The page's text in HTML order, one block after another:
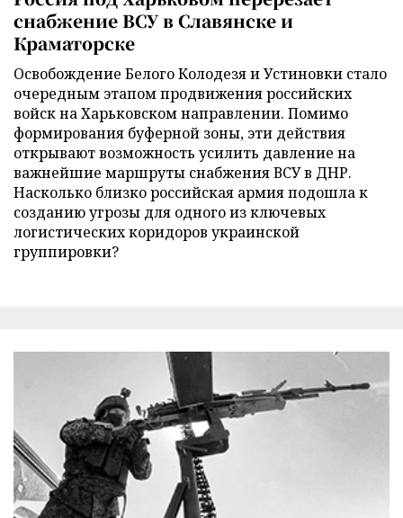
снабжение ВСУ в Славянске и
Краматорске
Освобождение Белого Колодезя и Устиновки стало
очередным этапом продвижения российских
войск на Харьковском направлении. Помимо
формирования буферной зоны, эти действия
открывают возможность усилить давление на
важнейшие маршруты снабжения ВСУ в ДНР.
Насколько близко российская армия подошла к
созданию угрозы для одного из ключевых
логистических коридоров украинской
группировки?